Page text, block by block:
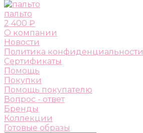
пальто
2 400 ₽
О компании
Новости
Политика конфиденциальности
Сертификаты
Помощь
Покупки
Помощь покупателю
Вопрос - ответ
Бренды
Коллекции
Готовые образы